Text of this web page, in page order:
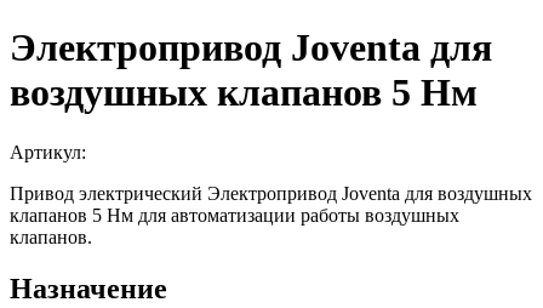
Электропривод Joventa для
воздушных клапанов 5 Нм
Артикул:
Привод электрический Электропривод Joventa для воздушных
клапанов 5 Нм для автоматизации работы воздушных
клапанов.
Назначение